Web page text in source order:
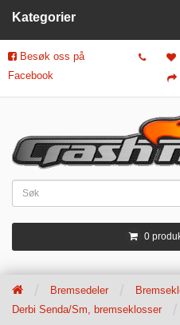
Besøk oss på
Facebook
0
Kategorier
Bremsedeler
Derbi Senda/Sm, bremseklosser